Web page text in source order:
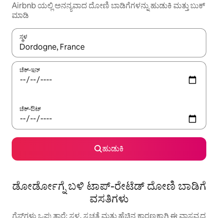
Airbnb ಯಲ್ಲಿ ಅನನ್ಯವಾದ ದೋಣಿ ಬಾಡಿಗೆಗಳನ್ನು ಹುಡುಕಿ ಮತ್ತು ಬುಕ್
ಮಾಡಿ
ಸ್ಥಳ
ಫಲಿತಾಂಶಗಳು ಲಭ್ಯವಿರುವಾಗ, ಅಪ್ ಮತ್ತು ಡೌನ್ ಬಾಣದ ಕೀಲಿಗಳೊಂದಿಗೆ
ಚೆಕ್-ಇನ್
ಚೆಕ್-ಔಟ್
ಹುಡುಕಿ
ಡೋರ್ಡೋಗ್ನೆ ಬಳಿ ಟಾಪ್-ರೇಟೆಡ್ ದೋಣಿ ಬಾಡಿಗೆ
ವಸತಿಗಳು
ಗೆಸ್ಟ್‌ಗಳು ಒಪ್ಪುತ್ತಾರೆ: ಸ್ಥಳ, ಸ್ವಚ್ಛತೆ ಮತ್ತು ಹೆಚ್ಚಿನ ಕಾರಣಕ್ಕಾಗಿ ಈ ವಾಸ್ತವ್ಯದ